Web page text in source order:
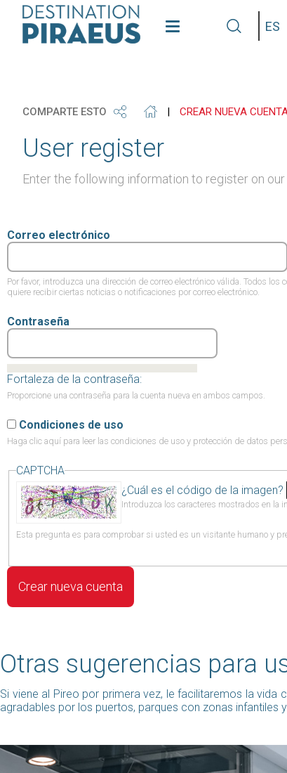
see
our
get
our
grap
some
COMPARTE ESTO | CREAR NUEVA
User register
Enter the following information to register on
Correo electrónico
Por favor, introduzca una dirección de correo electrónico válida. Todos
quiere recibir ciertas noticias o notificaciones por correo electrónico.
Contraseña
Fortaleza de la contraseña:
Proporcione una contraseña para la cuenta nueva en ambos campos.
Condiciones de uso
Haga clic aquí para leer las condiciones de uso y protección de datos
CAPTCHA
¿Cuál es el código de la imagen?
Introduzca los caracteres mostrados en la
Esta pregunta es para comprobar si usted es un visitante humano y
Otras sugerencias para
Si viene al Pireo por primera vez, le facilitaremos la
agradables por los puertos, parques con zonas infantiles